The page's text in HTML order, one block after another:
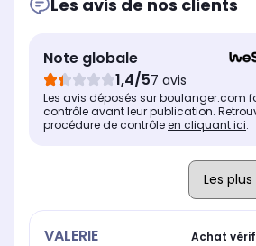
Les avis de nos clients
Note globale
1,4/57 avis
Les avis déposés sur boulanger.com
contrôle avant leur publication.
procédure de contrôleen cliquant ici.
VALERIE Achat